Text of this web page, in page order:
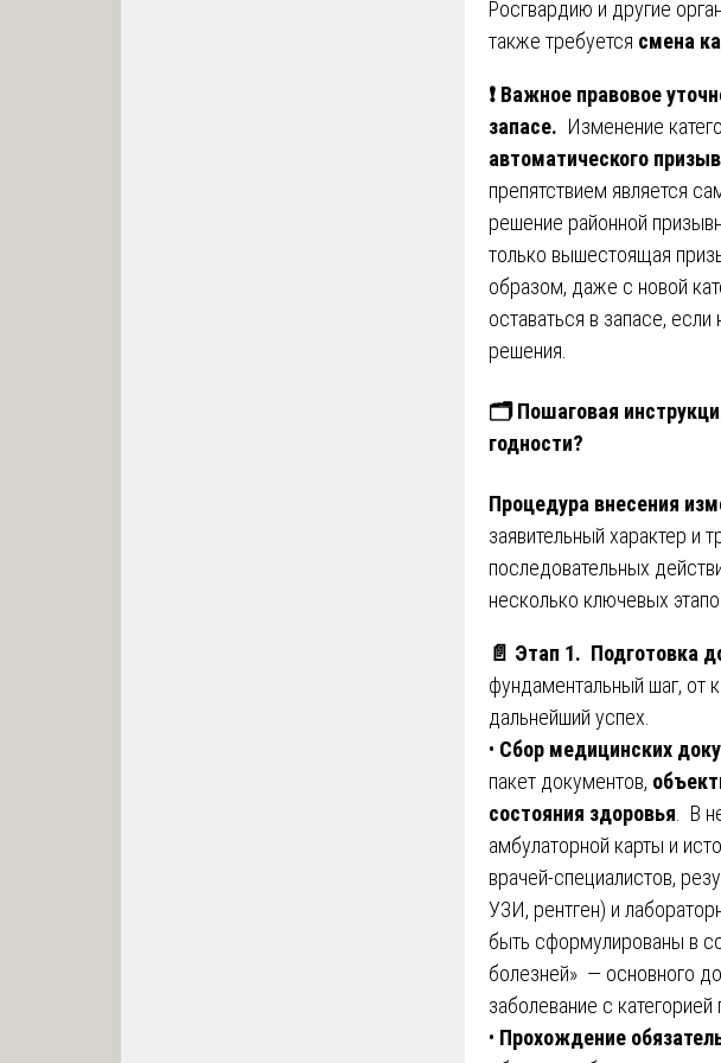
Росгвардию и другие
также требуется смена
❗ Важное правовое
запасе. Изменение
автоматического
препятствием является
решение районной
только вышестоящая
образом, даже с новой
оставаться в запасе,
решения.
🗂️Пошаговая
годности?
Процедура внесения
заявительный характер и
последовательных
несколько ключевых
📄 Этап 1. Подготовка
фундаментальный шаг, от
дальнейший успех.
• Сбор медицинских
пакет документов,
состояния здоровья. В
амбулаторной карты и
врачей-специалистов,
УЗИ, рентген) и
быть сформулированы в
болезней» — основного
заболевание с категорией
• Прохождение